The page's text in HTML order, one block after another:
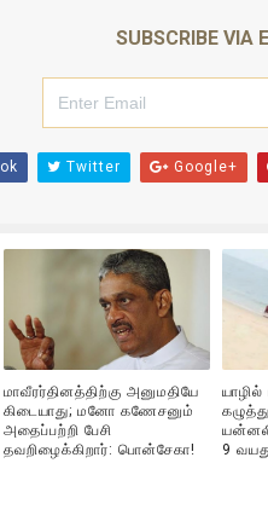
சீரற்ற காலநிலையிலும்
– கமல் அவசர சந்திப்பு
அஜித் திரைப்பயணத்திலே அதிக
SUBSCRIBE VIA
Twitter Google+
மாவீரர்தினத்திற்கு அனுமதியே
கிடையாது; மனோ கணேசனும்
அதைப்பற்றி பேசி
தவறிழைக்கிறார்: பொன்சேகா!
9